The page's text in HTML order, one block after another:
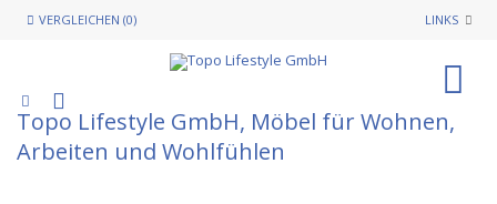
VERGLEICHEN (0) LINKS
Topo Lifestyle GmbH, Möbel für Wohnen,
Arbeiten und Wohlfühlen